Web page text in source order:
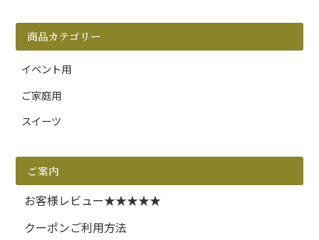
商品カテゴリー
イベント用
ご家庭用
スイーツ
ご案内
お客様レビュー★★★★★
クーポンご利用方法